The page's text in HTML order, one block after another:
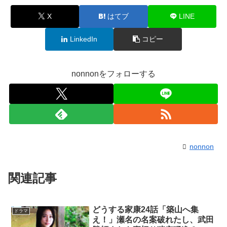
X はてブ LINE
LinkedIn コピー
nonnonをフォローする
nonnon
関連記事
ドラマ
どうする家康24話「築山へ集
え！」瀬名の名案破れたし、武田